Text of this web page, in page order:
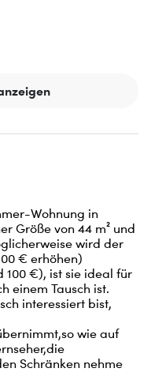
Wohnung in
Größe von 44 m² und
wird der
€ erhöhen)
100 €), ist sie ideal für
einem Tausch ist.
interessiert bist,
wie auf
Schränken nehme